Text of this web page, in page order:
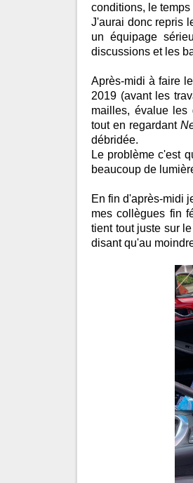
conditions, le
J'aurai donc repris
un équipage
discussions et les
Après-midi à faire
2019 (avant les
mailles, évalue les
tout en regardant
débridée.
Le problème c'est
beaucoup de
En fin d'après-midi
mes collègues fin
tient tout juste sur
disant qu'au